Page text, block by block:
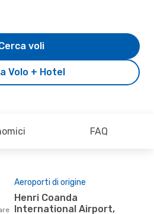
Volo + Hotel
voli
FAQ
Aeroporti di origine
Henri Coanda
International Airport,